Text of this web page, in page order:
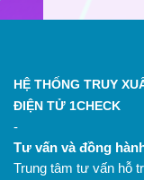
HỆ THỐNG TRUY
ĐIỆN TỬ 1CHECK
-
Tư vấn và đồng
Trung tâm tư vấn hỗ